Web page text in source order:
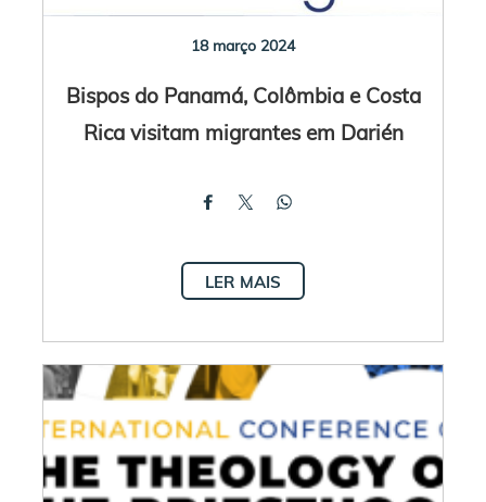
18 março 2024
Bispos do Panamá, Colômbia e Costa
Rica visitam migrantes em Darién
LER MAIS